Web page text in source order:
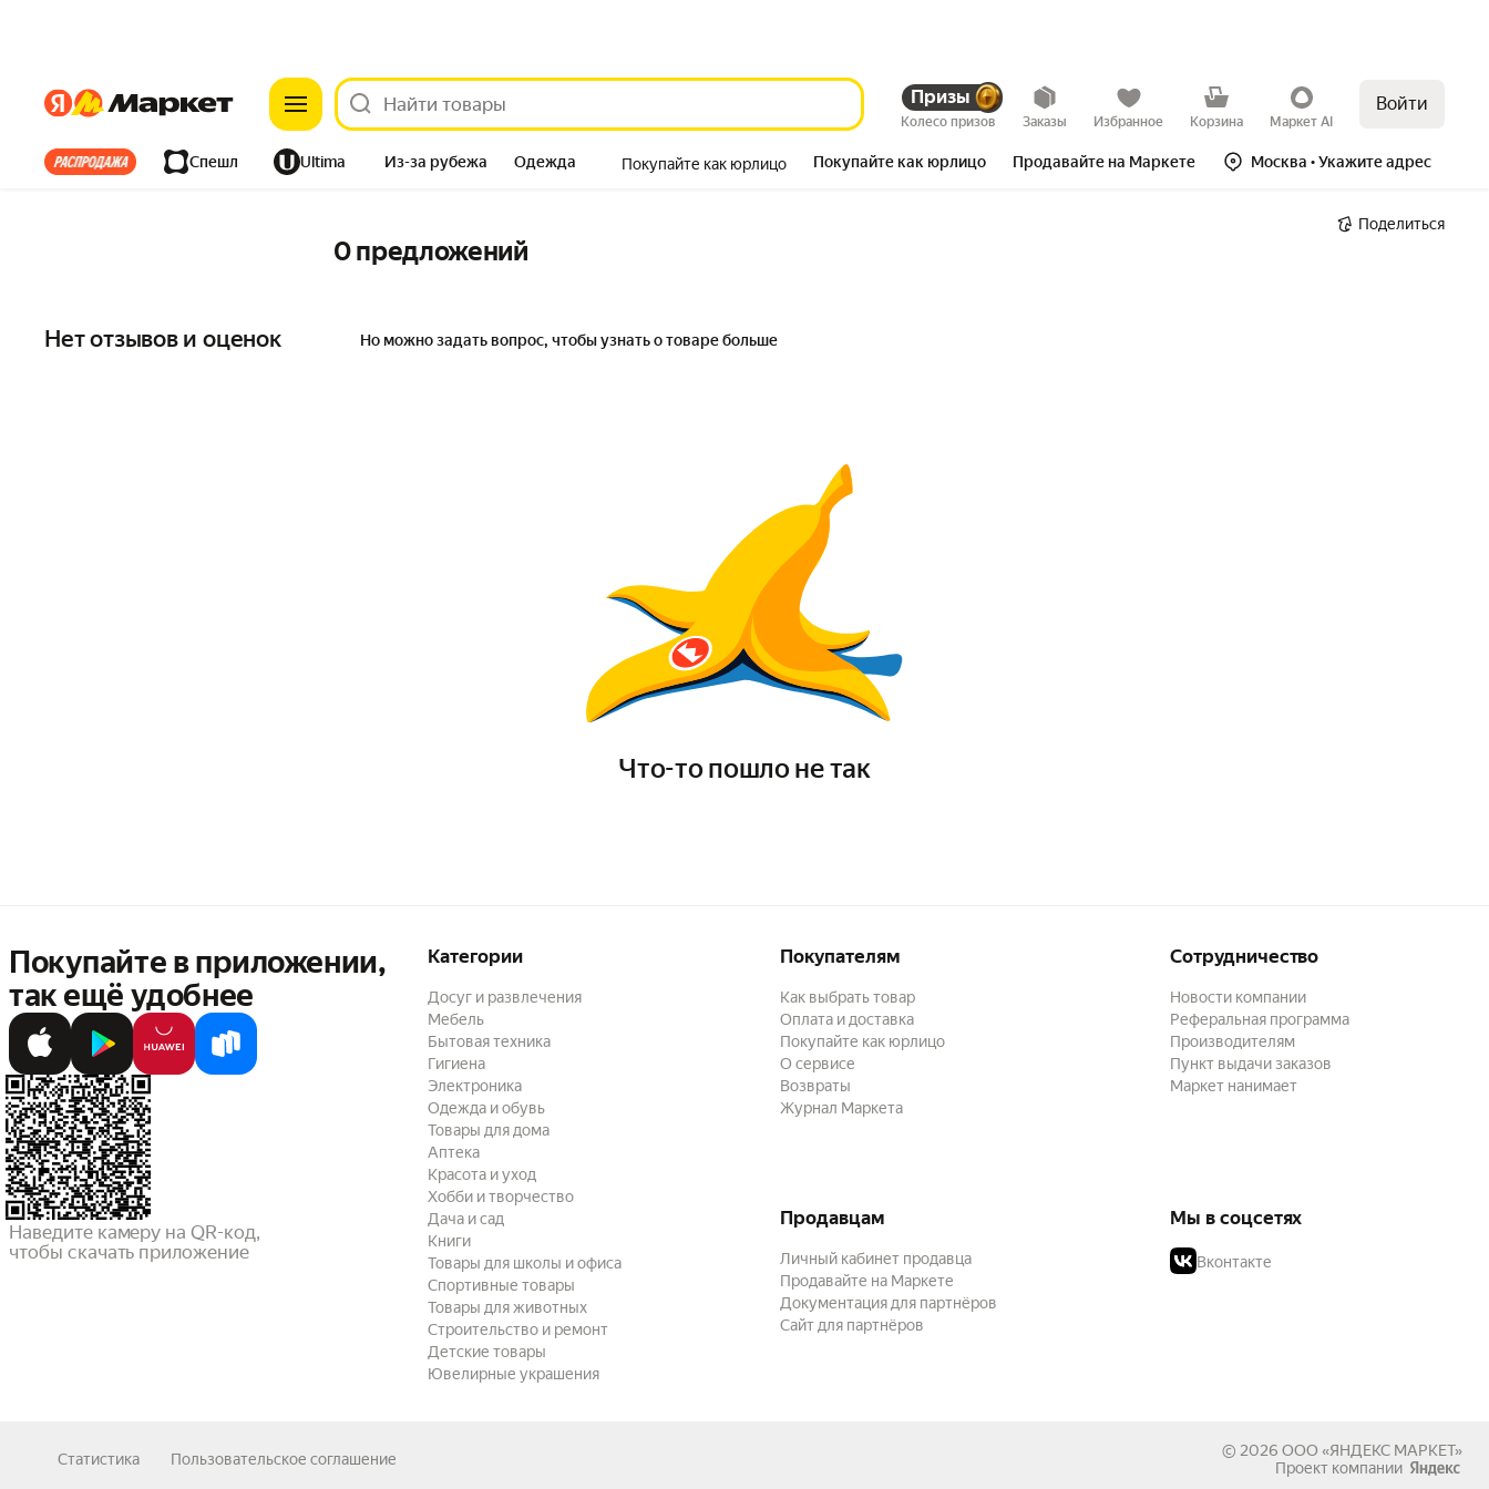
ЯндексЯндекс Призы
Колесо призов Заказы Избранное Корзина Маркет AI
Войти
Все хиты Спешл Ultima Из-за рубежа Одежда Покупайте как юрлицо Покупайте как юрлицо Продавайте на Маркете Москва • Укажите адрес
Поделиться
0 предложений
Нет отзывов и оценок Но можно задать вопрос, чтобы узнать о товаре больше
Что-то пошло не так
Покупайте в приложении,
так ещё удобнее
Наведите камеру на QR-код,
чтобы скачать приложение
Категории
Досуг и развлечения
Мебель
Бытовая техника
Гигиена
Электроника
Одежда и обувь
Товары для дома
Аптека
Красота и уход
Хобби и творчество
Дача и сад
Книги
Товары для школы и офиса
Спортивные товары
Товары для животных
Строительство и ремонт
Детские товары
Ювелирные украшения
Покупателям
Как выбрать товар
Оплата и доставка
Покупайте как юрлицо
О сервисе
Возвраты
Журнал Маркета
Сотрудничество
Новости компании
Реферальная программа
Производителям
Пункт выдачи заказов
Маркет нанимает
Продавцам
Личный кабинет продавца
Продавайте на Маркете
Документация для партнёров
Сайт для партнёров
Мы в соцсетях
Вконтакте
Статистика Пользовательское соглашение © 2026 ООО «ЯНДЕКС МАРКЕТ»
Проект компании